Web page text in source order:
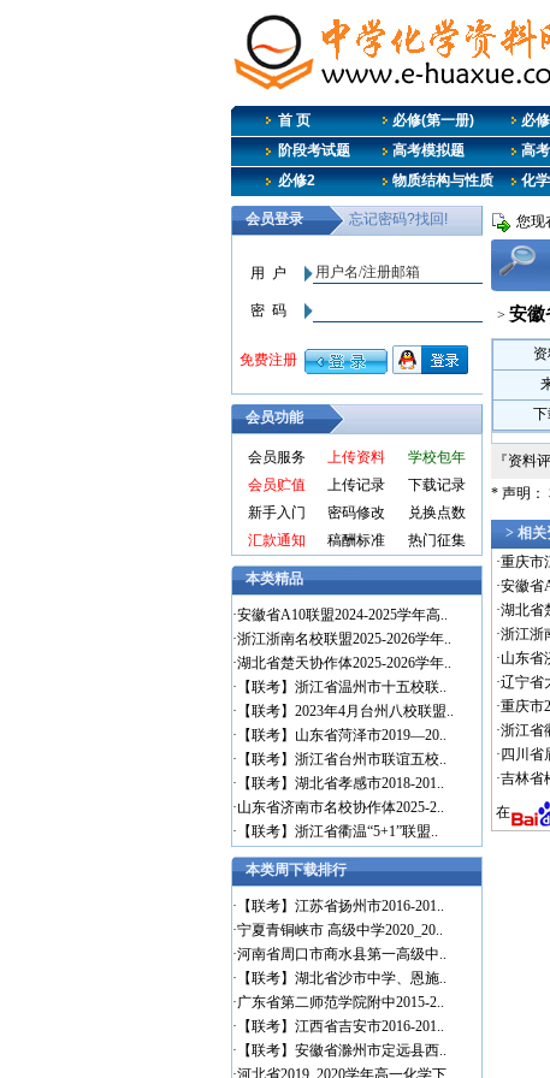
首 页 必修(第一册) 必
阶段考试题
高考模拟题 高
必修2
物质结构与性质 化
会员功能
会员服务 上传资料
学校包年
会员贮值
上传记录
下载记录
新手入门
密码修改
兑换点数
汇款通知
稿酬标准 热门征集
本类精品
·安徽省A10联盟2024-2025学年高..
·浙江浙南名校联盟2025-2026学年..
·湖北省楚天协作体2025-2026学年..
· 【联考】浙江省温州市十五校联..
· 【联考】2023年4月台州八校联盟..
· 【联考】山东省菏泽市2019—20..
· 【联考】浙江省台州市联谊五校..
· 【联考】湖北省孝感市2018-201..
·山东省济南市名校协作体2025-2..
· 【联考】浙江省衢温“5+1”联盟..
本类周下载排行
· 【联考】江苏省扬州市2016-201..
·宁夏青铜峡市 高级中学2020_20..
·河南省周口市商水县第一高级中..
· 【联考】湖北省沙市中学、恩施..
·广东省第二师范学院附中2015-2..
· 【联考】江西省吉安市2016-201..
· 【联考】安徽省滁州市定远县西..
·河北省2019_2020学年高一化学下..
您现
> 安徽
资
下
『资料
* 声明：
> 相关
·重庆市
·安徽省
·湖北省
·浙江浙
·山东省
·辽宁省
·重庆市
·浙江省
· 四川省
·吉林省
在